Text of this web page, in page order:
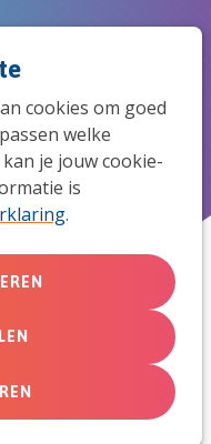
cookies om goed
welke
je jouw cookie-
is
.
naar
de
eten